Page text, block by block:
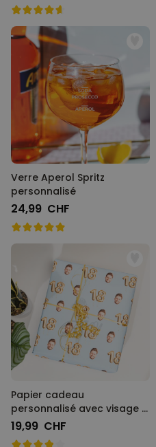
Verre Aperol Spritz
personnalisé
24,99 CHF
Papier cadeau
personnalisé avec visage -
Anniversaire
19,99 CHF